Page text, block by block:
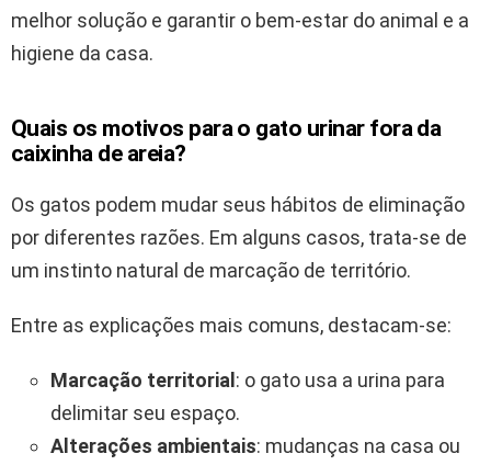
melhor solução e garantir o bem-estar do animal e a
higiene da casa.
Quais os motivos para o gato urinar fora da
caixinha de areia?
Os gatos podem mudar seus hábitos de eliminação
por diferentes razões. Em alguns casos, trata-se de
um instinto natural de marcação de território.
Entre as explicações mais comuns, destacam-se:
Marcação territorial : o gato usa a urina para
delimitar seu espaço.
Alterações ambientais: mudanças na casa ou